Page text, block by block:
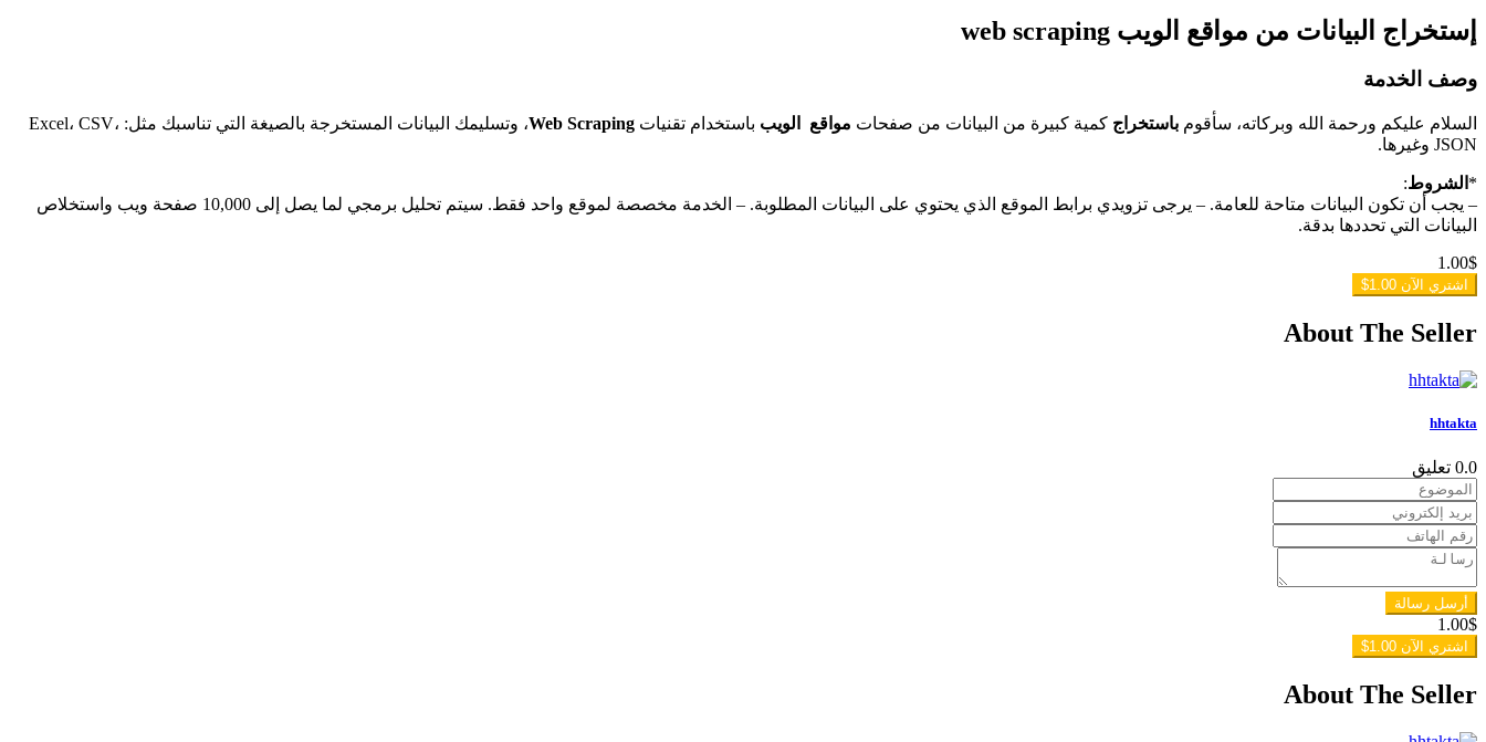
إستخراج البيانات من مواقع الويب web scraping
وصف الخدمة
السلام عليكم ورحمة الله وبركاته، سأقوم باستخراج كمية كبيرة من البيانات من صفحات مواقع الويب باستخدام تقنيات
، وتسليمك البيانات المستخرجة بالصيغة التي تناسبك مثل: Excel، CSV،
JSON وغيرها.
* الشروط:
– يجب أن تكون البيانات متاحة للعامة. – يرجى تزويدي برابط الموقع الذي يحتوي على البيانات المطلوبة. – الخدمة مخصصة لموقع واحد فقط. سيتم تحليل برمجي لما يصل إلى 10,000 صفحة ويب واستخلاص
البيانات التي تحددها بدقة.
1.00$
اشتري الآن 1.00$
About The Seller
hhtakta
0.0 تعليق
أرسل رسالة
1.00$
اشتري الآن 1.00$
About The Seller